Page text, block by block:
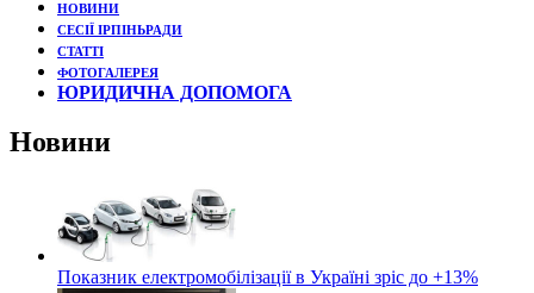
НОВИНИ
СЕСІЇ ІРПІНЬРАДИ
СТАТТІ
ФОТОГАЛЕРЕЯ
ЮРИДИЧНА ДОПОМОГА
Новини
Показник електромобілізації в Україні зріс до +13%